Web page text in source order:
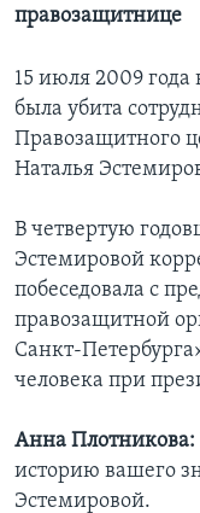
правозащитнице
15 июля 2009
была убита
Правозащитного
Наталья
В четвертую
Эстемировой
побеседовала с
правозащитной
Санкт-
человека при
Анна Плотникова:
историю вашего
Эстемировой.